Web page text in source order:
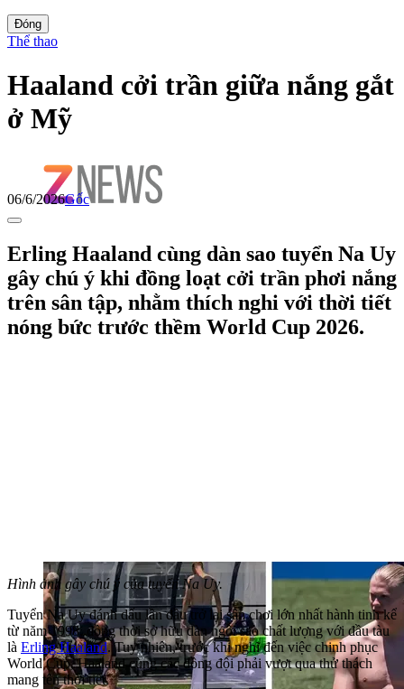
Đóng
Thể thao
Haaland cởi trần giữa nắng gắt
ở Mỹ
06/6/2026Gốc
Erling Haaland cùng dàn sao tuyển Na Uy
gây chú ý khi đồng loạt cởi trần phơi nắng
trên sân tập, nhằm thích nghi với thời tiết
nóng bức trước thềm World Cup 2026.
Hình ảnh gây chú ý của tuyển Na Uy.
Tuyển Na Uy đánh dấu lần đầu trở lại sân chơi lớn nhất hành tinh kể
từ năm 1998, đồng thời sở hữu dàn ngôi sao chất lượng với đầu tàu
là Erling Haaland. Tuy nhiên, trước khi nghĩ đến việc chinh phục
World Cup, Haaland cùng các đồng đội phải vượt qua thử thách
mang tên thời tiết.